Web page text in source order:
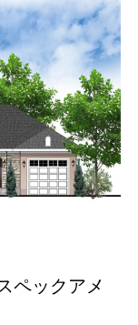
ペックアメ